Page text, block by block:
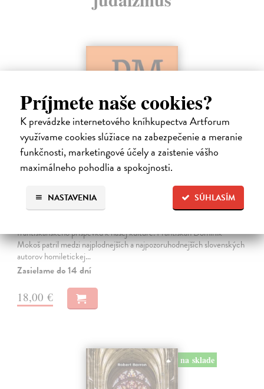
Príjmete naše cookies?
K prevádzke internetového kníhkupectva Artforum
využívame cookies slúžiace na zabezpečenie a meranie
funkčnosti, marketingové účely a zaistenie vášho
maximálneho pohodlia a spokojnosti.
SÚHLASÍM
NASTAVENIA
Dominik Mokoš OFM (1718-1776) a jeho
kazateľská tvorba
Škovierová Angela| Kniha
františkánskeho príspevku k našej kultúre. Františkán Dominik
Mokoš patril medzi najplodnejších a najpozoruhodnejších slovenských
autorov homiletickej…
Zasielame do 14 dní
18,00 €
na sklade